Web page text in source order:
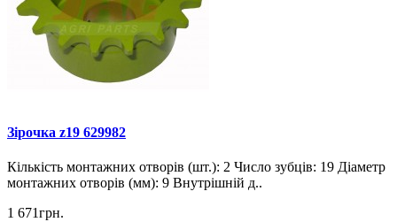
Зірочка z19 629982
Кількість монтажних отворів (шт.): 2 Число зубців: 19 Діаметр
монтажних отворів (мм): 9 Внутрішній д..
1 671грн.